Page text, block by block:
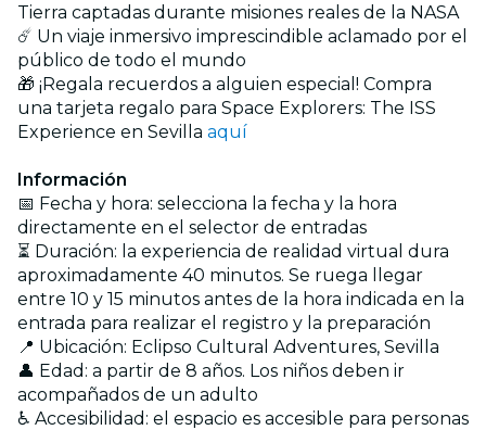
Tierra captadas durante misiones reales de la NASA
☄️ Un viaje inmersivo imprescindible aclamado por el
público de todo el mundo
🎁 ¡Regala recuerdos a alguien especial! Compra
una tarjeta regalo para Space Explorers: The ISS
Experience en Sevilla aquí
Información
📅 Fecha y hora: selecciona la fecha y la hora
directamente en el selector de entradas
⏳ Duración: la experiencia de realidad virtual dura
aproximadamente 40 minutos. Se ruega llegar
entre 10 y 15 minutos antes de la hora indicada en la
entrada para realizar el registro y la preparación
📍 Ubicación: Eclipso Cultural Adventures, Sevilla
👤 Edad: a partir de 8 años. Los niños deben ir
acompañados de un adulto
♿ Accesibilidad: el espacio es accesible para personas